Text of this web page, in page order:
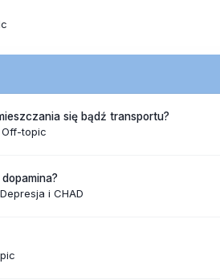
się bądź transportu?
Off-topic
Depresja i CHAD